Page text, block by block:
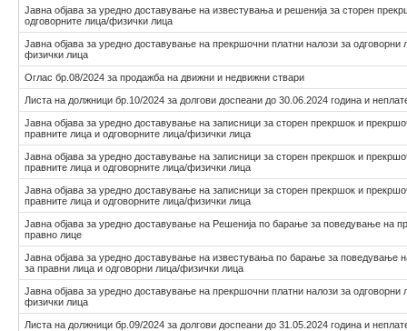
Јавна објава за уредно доставување на известувања и решенија за сторен
одговорните лица/физички лица
Јавна објава за уредно доставување на прекршочни платни налози за одговорни
физички лица
Оглас бр.08/2024 за продажба на движни и недвижни ствари
Листа на должници бр.10/2024 за долгови доспеани до 30.06.2024 година и
Јавна објава за уредно доставување на записници за сторен прекршок и
правните лица и одговорните лица/физички лица
Јавна објава за уредно доставување на записници за сторен прекршок и
правните лица и одговорните лица/физички лица
Јавна објава за уредно доставување на записници за сторен прекршок и
правните лица и одговорните лица/физички лица
Јавна објава за уредно доставување на Решенија по барање за поведување на
правнo лицe
Јавна објава за уредно доставување на известувања по барање за поведување
за правни лица и одговорни лица/физички лица
Јавна објава за уредно доставување на прекршочни платни налози за одговорни
физички лица
Листа на должници бр.09/2024 за долгови доспеани до 31.05.2024 година и